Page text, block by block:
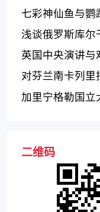
七彩神仙鱼与鹦
浅谈俄罗斯库尔
力量和科研水平
英国中央演讲
育
对芬兰南卡列里
加里宁格勒国
二维码